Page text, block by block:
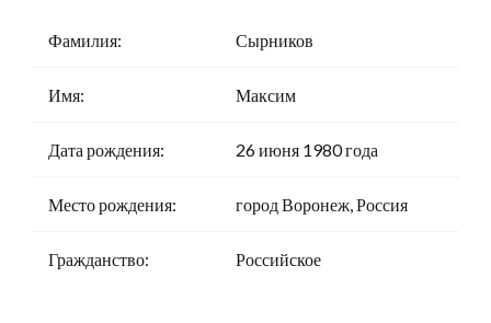
Фамилия: Сырников
Имя: Максим
Дата рождения: 26 июня 1980 года
Место рождения: город Воронеж, Россия
Гражданство: Российское